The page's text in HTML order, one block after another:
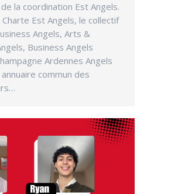
la coordination Est Angels.
Est Angels, le collectif
Angels, Arts &
Business Angels
Ardennes Angels
commun des